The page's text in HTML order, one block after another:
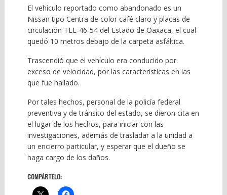
El vehículo reportado como abandonado es un
Nissan tipo Centra de color café claro y placas de
circulación TLL-46-54 del Estado de Oaxaca, el cual
quedó 10 metros debajo de la carpeta asfáltica.
Trascendió que el vehículo era conducido por
exceso de velocidad, por las características en las
que fue hallado.
Por tales hechos, personal de la policía federal
preventiva y de tránsito del estado, se dieron cita en
el lugar de los hechos, para iniciar con las
investigaciones, además de trasladar a la unidad a
un encierro particular, y esperar que el dueño se
haga cargo de los daños.
COMPÁRTELO: